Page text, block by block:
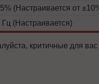
(Настраивается от
Гц (Настраивается)
критичные для